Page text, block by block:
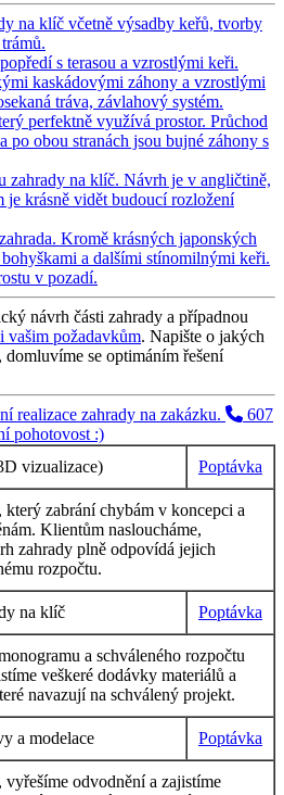
návrh části zahrady a případnou
vašim požadavkům. Napište o jakých
se optimáním řešení
realizace zahrady na zakázku.
607
pohotovost :)
vizualizace)
Poptávka
zabrání chybám v koncepci a
Klientům nasloucháme,
zahrady plně odpovídá jejich
rozpočtu.
na klíč Poptávka
a schváleného rozpočtu
veškeré dodávky materiálů a
navazují na schválený projekt.
a modelace Poptávka
odvodnění a zajistíme